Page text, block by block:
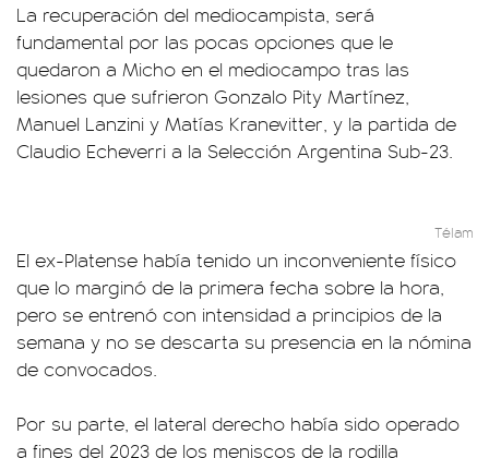
La recuperación del mediocampista, será
fundamental por las pocas opciones que le
quedaron a Micho en el mediocampo tras las
lesiones que sufrieron Gonzalo Pity Martínez,
Manuel Lanzini y Matías Kranevitter, y la partida de
Claudio Echeverri a la Selección Argentina Sub-23.
Télam
El ex-Platense había tenido un inconveniente físico
que lo marginó de la primera fecha sobre la hora,
pero se entrenó con intensidad a principios de la
semana y no se descarta su presencia en la nómina
de convocados.
Por su parte, el lateral derecho había sido operado
a fines del 2023 de los meniscos de la rodilla